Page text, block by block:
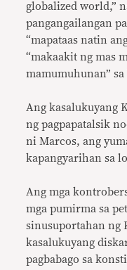
globalized world,”
pangangailangan
“mapataas natin
“makaakit ng mas
mamumuhunan” sa
Ang kasalukuyang
ng pagpapatalsik
ni Marcos, ang
kapangyarihan sa
Ang mga
mga pumirma sa
sinusuportahan ng
kasalukuyang
pagbabago sa